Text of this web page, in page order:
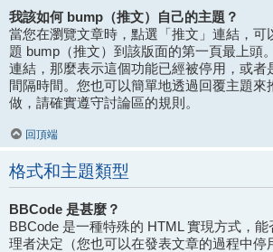
我該如何 bump（推文）自己的主題？
當您在瀏覽文章時，點選「推文」連結，可
題 bump（推文）到該版面的第一頁最上頭
連結，那麼表示這個功能已經被停用，或者
間隔時間。您也可以簡單地透過回覆主題來
做，請確實遵守討論區的規則。
回頂端
格式和主題類型
BBCode 是甚麼？
BBCode 是一種特殊的 HTML 實現方式，
理者決定（您也可以在發表文章的過程中停